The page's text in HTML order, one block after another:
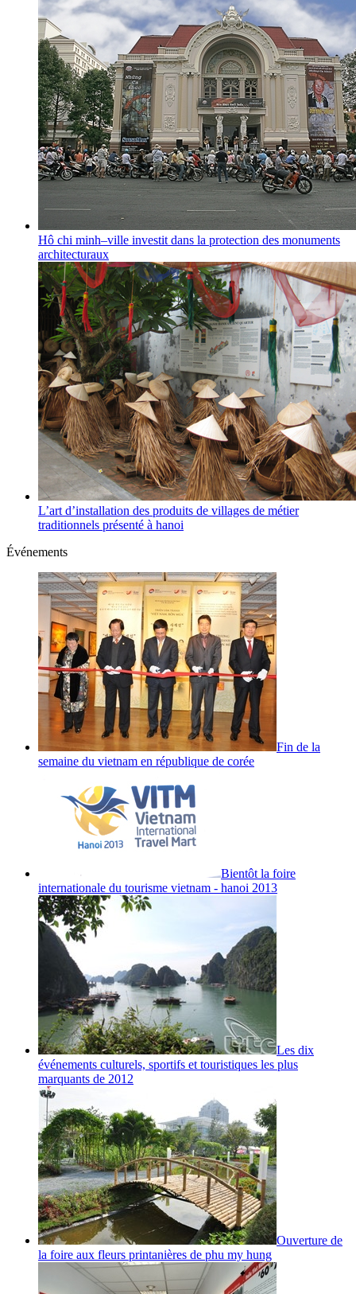
Hô chi minh–ville investit dans la protection des monuments
architecturaux
L’art d’installation des produits de villages de métier
traditionnels présenté à hanoi
Événements
Fin de la
semaine du vietnam en république de corée
Bientôt la foire
internationale du tourisme vietnam - hanoi 2013
Les dix
événements culturels, sportifs et touristiques les plus
marquants de 2012
Ouverture de
la foire aux fleurs printanières de phu my hung